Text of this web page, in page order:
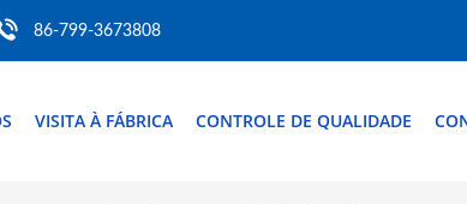
86-799-3673808
VISITA À FÁBRICA CONTROLE DE QUALIDADE